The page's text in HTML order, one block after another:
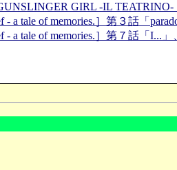
GIRL -IL TEATRINO-
- a tale of memories.］第３話「
- a tale of memories.］第７話「I...